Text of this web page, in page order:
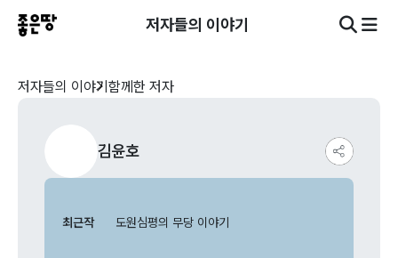
저자들의 이야기
저자들의 이야기 함께한 저자
김윤호
최근작 도원심평의 무당 이야기